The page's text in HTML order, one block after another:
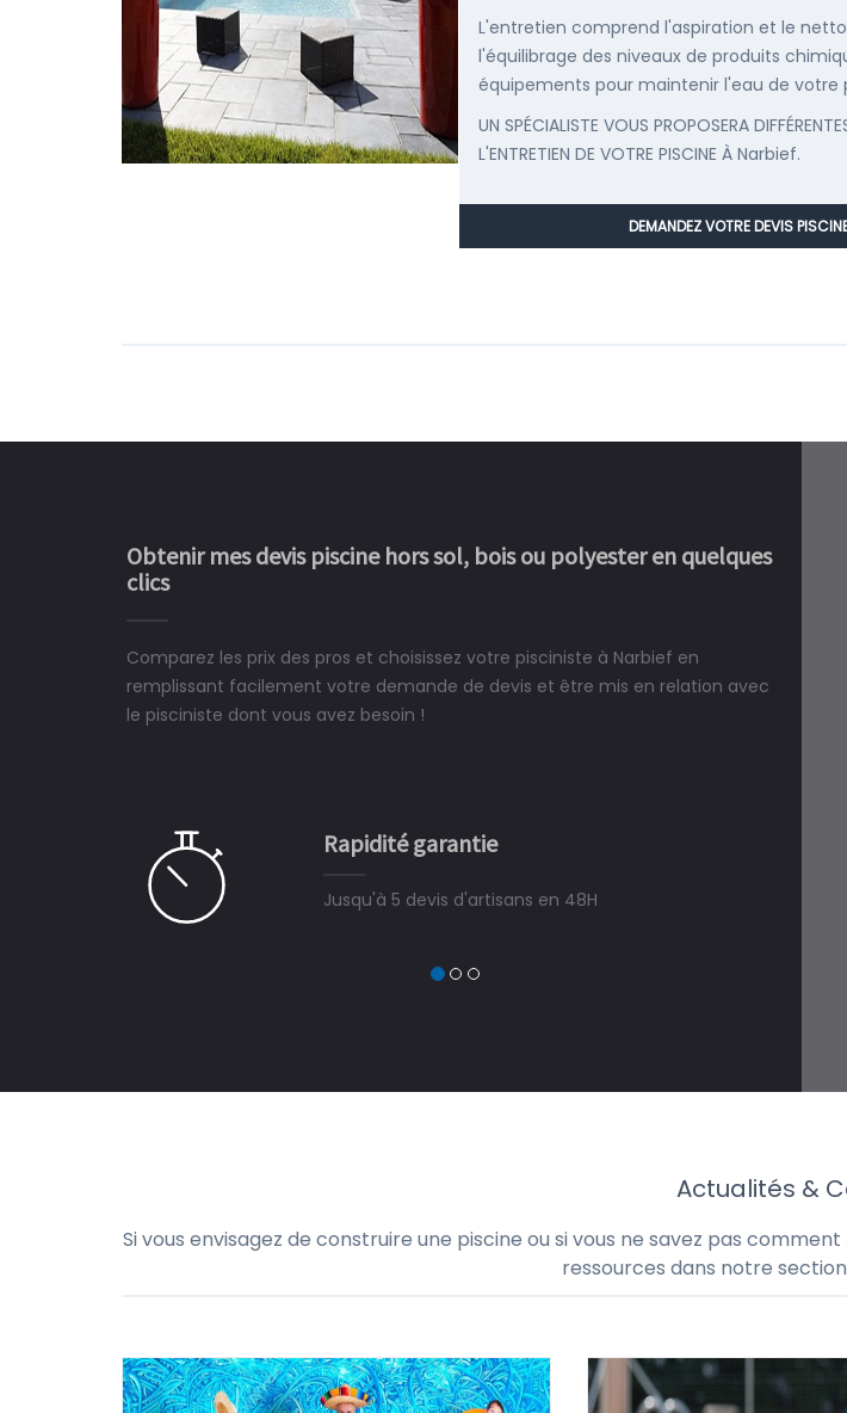
L'entretien comprend l'aspiration et le
l'équilibrage des niveaux de produits
équipements pour maintenir l'eau de votre
UN SPÉCIALISTE VOUS PROPOSERA
L'ENTRETIEN DE VOTRE PISCINE À Narbief.
DEMANDEZ VOTRE DEVIS
Obtenir mes devis piscine hors sol, bois ou polyester en quelques
clics
Comparez les prix des pros et choisissez votre pisciniste à Narbief en
remplissant facilement votre demande de devis et être mis en relation avec
le pisciniste dont vous avez besoin !
Rapidité garantie
Jusqu'à 5 devis d'artisans en 48H
ne peut plus s'en passer.
Le rêve devient enfin réalité, une piscine est bien
construit chez moi.
Actualités &
Si vous envisagez de construire une piscine ou si vous ne savez pas
ressources dans notre